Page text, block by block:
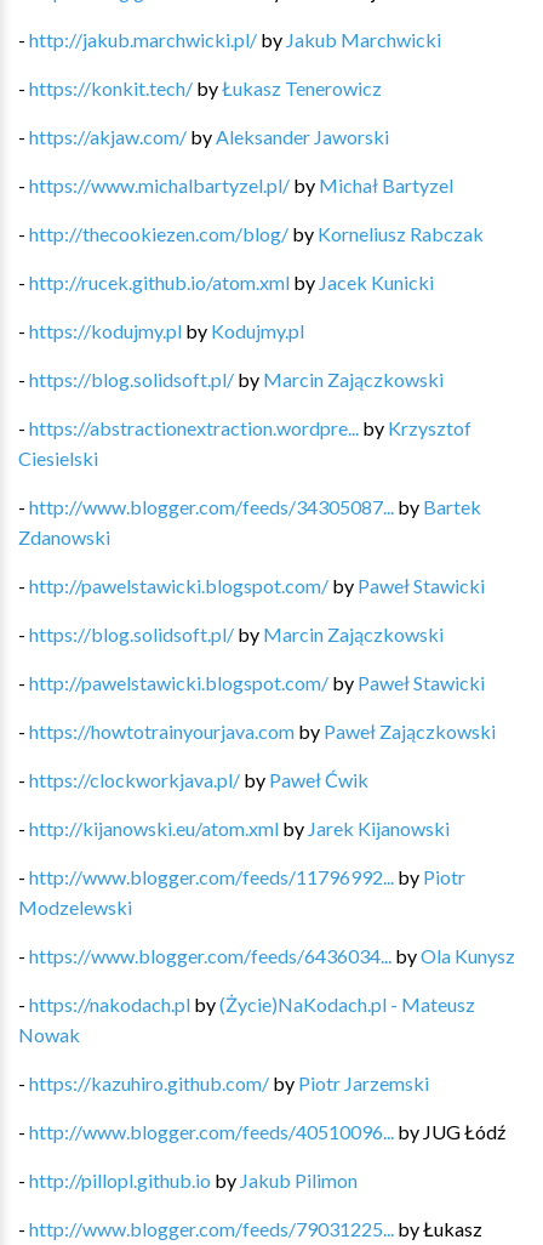
- http://jakub.marchwicki.pl/ by Jakub Marchwicki
- https://konkit.tech/ byŁukasz Tenerowicz
- https://akjaw.com/ by Aleksander Jaworski
- https://www.michalbartyzel.pl/ by Michał Bartyzel
- http://thecookiezen.com/blog/ by Korneliusz Rabczak
- http://rucek.github.io/atom.xml by Jacek Kunicki
- https://kodujmy.pl by Kodujmy.pl
- https://blog.solidsoft.pl/ by Marcin Zajączkowski
- https://abstractionextraction.wordpre... by Krzysztof
Ciesielski
- http://www.blogger.com/feeds/34305087... by Bartek
Zdanowski
- http://pawelstawicki.blogspot.com/ by Paweł Stawicki
- https://blog.solidsoft.pl/ by Marcin Zajączkowski
- http://pawelstawicki.blogspot.com/ by Paweł Stawicki
- https://howtotrainyourjava.com by Paweł Zajączkowski
- https://clockworkjava.pl/ by Paweł Ćwik
- http://kijanowski.eu/atom.xml by Jarek Kijanowski
- http://www.blogger.com/feeds/11796992... by Piotr
Modzelewski
- https://www.blogger.com/feeds/6436034... byOla Kunysz
- https://nakodach.pl by(Życie)NaKodach.pl - Mateusz
Nowak
- https://kazuhiro.github.com/ by Piotr Jarzemski
- http://www.blogger.com/feeds/40510096... by JUG Łódź
- http://pillopl.github.io by Jakub Pilimon
- http://www.blogger.com/feeds/79031225... byŁukasz